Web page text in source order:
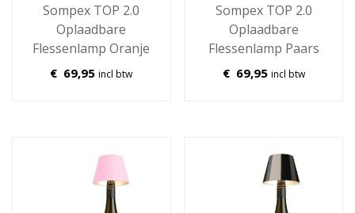
Sompex TOP 2.0
Oplaadbare
Flessenlamp Oranje
€ 69,95 incl btw
Sompex TOP 2.0
Oplaadbare
Flessenlamp Paars
€ 69,95 incl btw